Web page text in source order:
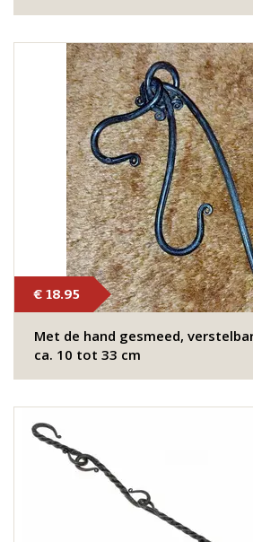
€ 18.95
Met de hand gesmeed,
ca. 10 tot 33 cm